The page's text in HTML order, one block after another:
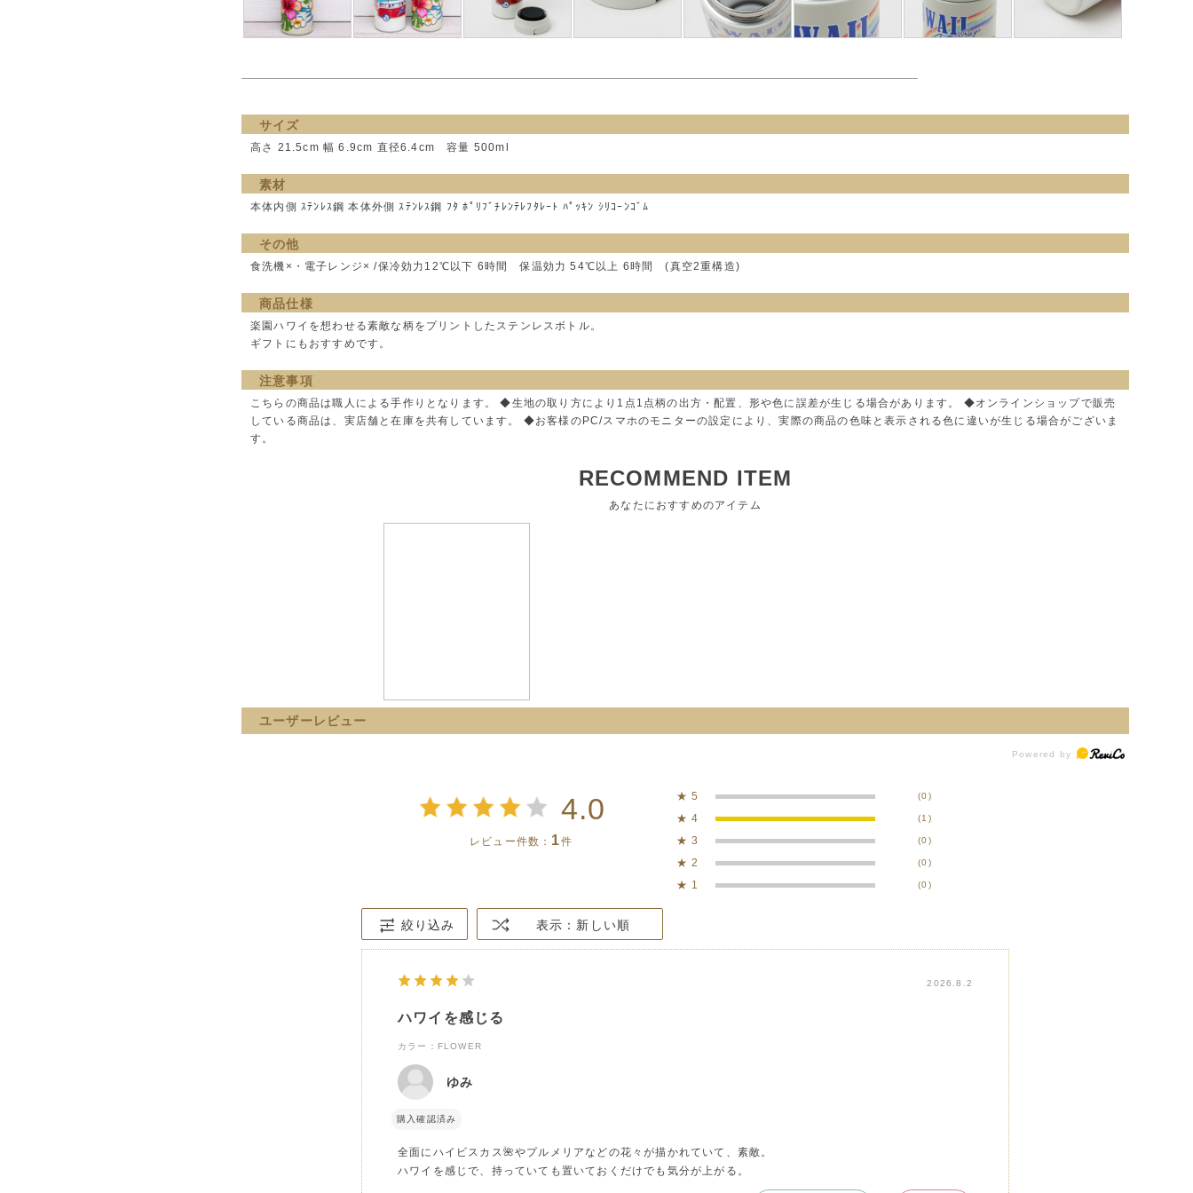
サイズ
高さ 21.5cm 幅 6.9cm 直径6.4cm 容量 500ml
素材
本体内側 ｽﾃﾝﾚｽ鋼 本体外側 ｽﾃﾝﾚｽ鋼 ﾌﾀ ﾎﾟﾘﾌﾞﾁﾚﾝﾃﾚﾌﾀﾚｰﾄ ﾊﾟｯｷﾝ ｼﾘｺｰﾝｺﾞﾑ
その他
食洗機×・電子レンジ× /保冷効力12℃以下 6時間 保温効力 54℃以上 6時間 (真空2重構造)
商品仕様
楽園ハワイを想わせる素敵な柄をプリントしたステンレスボトル。
ギフトにもおすすめです。
注意事項
こちらの商品は職人による手作りとなります。 ◆生地の取り方により1点1点柄の出方・配置、形や色に誤差が生じる場合があります。 ◆オンラインショップで販売
している商品は、実店舗と在庫を共有しています。 ◆お客様のPC/スマホのモニターの設定により、実際の商品の色味と表示される色に違いが生じる場合がございま
す。
RECOMMEND ITEM
あなたにおすすめのアイテム
ユーザーレビュー
4.0
レビュー件数： 1件
★ 5 (0)
★ 4 (1)
★ 3 (0)
★ 2 (0)
★ 1 (0)
絞り込み 表示：新しい順
2026.8.2
ハワイを感じる
カラー：FLOWER
ゆみ
購入確認済み
全面にハイビスカス🌺やプルメリアなどの花々が描かれていて、素敵。
ハワイを感じで、持っていても置いておくだけでも気分が上がる。